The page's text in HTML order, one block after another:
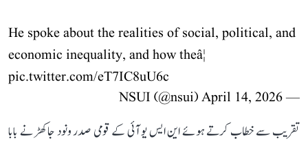
He spoke about the realities of social, political, and
economic inequality, and how theâ¦
pic.twitter.com/eT7IC8uU6c
— NSUI (@nsui)
April 14, 2026
تقریب سے خطاب کرتے ہوئے این ایس یو آئی کے قومی صدر ونود جاکھڑ نے بابا